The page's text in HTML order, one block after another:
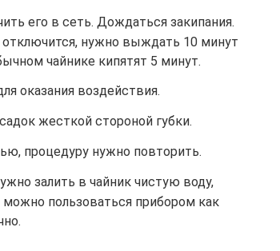
его в сеть. Дождаться закипания.
отключится, нужно выждать 10 минут
чайнике кипятят 5 минут.
оказания воздействия.
жесткой стороной губки.
процедуру нужно повторить.
залить в чайник чистую воду,
можно пользоваться прибором как